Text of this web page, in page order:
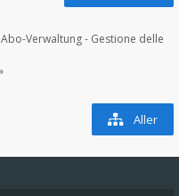
Verwaltung - Gestione delle
Aller